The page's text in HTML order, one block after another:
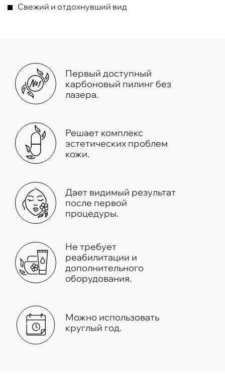
Свежий и отдохнувший вид
Первый доступный
карбоновый пилинг без
лазера.
Решает комплекс
эстетических проблем
кожи.
Дает видимый результат
после первой
процедуры.
Не требует
реабилитации и
дополнительного
оборудования.
Можно использовать
круглый год.